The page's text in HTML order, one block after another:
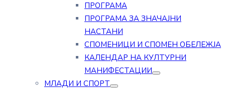
ПРОГРАМА
ПРОГРАМА ЗА ЗНАЧАЈНИ
НАСТАНИ
СПОМЕНИЦИ И СПОМЕН ОБЕЛЕЖЈА
КАЛЕНДАР НА КУЛТУРНИ
МАНИФЕСТАЦИИ
МЛАДИ И СПОРТ